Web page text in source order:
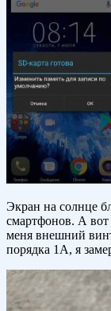
Экран на солнце
смартфонов. А
меня внешний
порядка 1А, я